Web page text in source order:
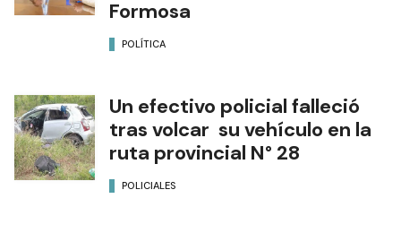
Formosa
POLÍTICA
Un efectivo policial falleció
tras volcar su vehículo en la
ruta provincial N° 28
POLICIALES